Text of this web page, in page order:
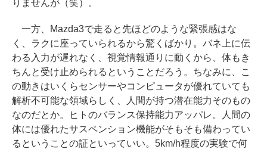
りませんが（笑）。
一方、Mazda3で走ると先ほどのような緊張感はな
く、ラクに座っていられるから驚くばかり。バネ上に伝
わる入力が遅れなく、視覚情報通りに動くから、体もき
ちんと受け止められるということだろう。ちなみに、こ
の動きはいくらセンサーやコンピュータが優れていても
解析不可能な領域らしく、人間が持つ潜在能力そのもの
なのだとか。ヒトのバランス保持能力アッパレ。人間の
体には優れたサスペンション機能がそもそも備わってい
るということの証といっていい。5km/h程度の実験で何